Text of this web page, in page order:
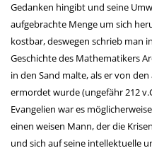
Gedanken hingibt und seine
aufgebrachte Menge um sich
kostbar, deswegen schrieb man
Geschichte des Mathematikers
in den Sand malte, als er von
ermordet wurde (ungefähr 212
Evangelien war es
einen weisen Mann, der die
und sich auf seine intellektuelle